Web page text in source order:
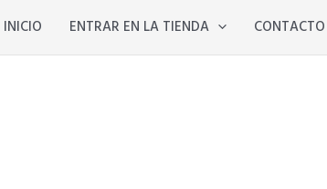
INICIO ENTRAR EN LA TIENDA CONTACTO